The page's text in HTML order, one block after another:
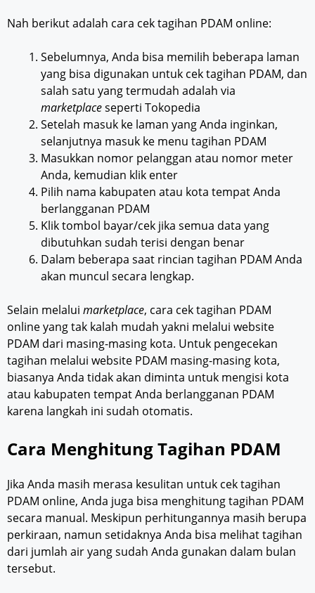
Nah berikut adalah cara cek tagihan PDAM online:
Sebelumnya, Anda bisa memilih beberapa laman
yang bisa digunakan untuk cek tagihan PDAM, dan
salah satu yang termudah adalah via
marketplaceseperti Tokopedia
Setelah masuk ke laman yang Anda inginkan,
selanjutnya masuk ke menu tagihan PDAM
Masukkan nomor pelanggan atau nomor meter
Anda, kemudian klik enter
Pilih nama kabupaten atau kota tempat Anda
berlangganan PDAM
Klik tombol bayar/cek jika semua data yang
dibutuhkan sudah terisi dengan benar
Dalam beberapa saat rincian tagihan PDAM Anda
akan muncul secara lengkap.
Selain melalui marketplace, cara cek tagihan PDAM
onlineyang tak kalah mudah yakni melalui website
PDAM dari masing-masing kota. Untuk pengecekan
tagihan melalui website PDAM masing-masing kota,
biasanya Anda tidak akan diminta untuk mengisi kota
atau kabupaten tempat Anda berlangganan PDAM
karena langkah ini sudah otomatis.
Cara Menghitung Tagihan PDAM
Jika Anda masih merasa kesulitan untuk cek tagihan
PDAM online, Anda juga bisa menghitung tagihan PDAM
secara manual. Meskipun perhitungannya masih berupa
perkiraan, namun setidaknya Anda bisa melihat tagihan
dari jumlah air yang sudah Anda gunakan dalam bulan
tersebut.